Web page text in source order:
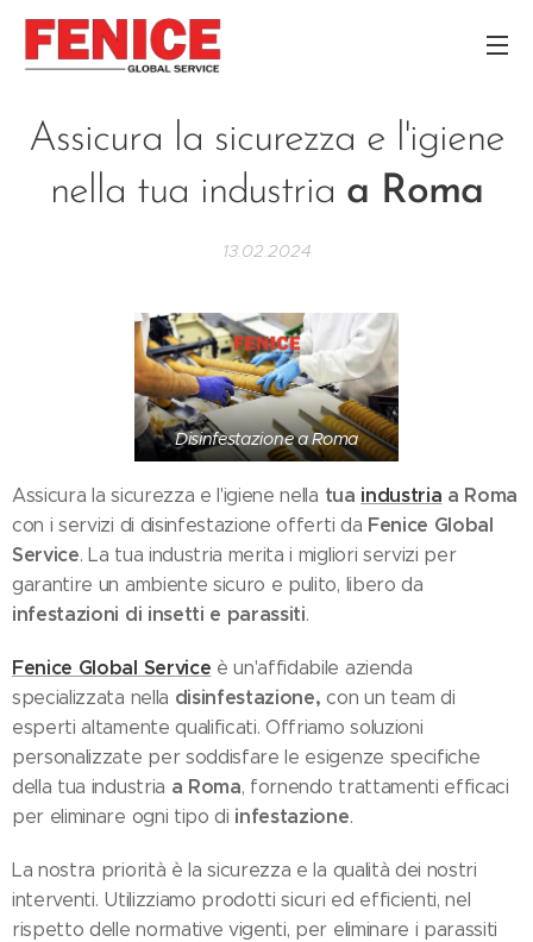
Assicura la sicurezza e l'igiene
nella tua industria a Roma
13.02.2024
Disinfestazione a Roma
Assicura la sicurezza e l'igiene nella tua industria a Roma
con i servizi di disinfestazione offerti da Fenice Global
Service. La tua industria merita i migliori servizi per
garantire un ambiente sicuro e pulito, libero da
infestazioni di insetti e parassiti.
Fenice Global Service è un'affidabile azienda
specializzata nella disinfestazione, con un team di
esperti altamente qualificati. Offriamo soluzioni
personalizzate per soddisfare le esigenze specifiche
della tua industria a Roma, fornendo trattamenti efficaci
per eliminare ogni tipo di infestazione.
La nostra priorità è la sicurezza e la qualità dei nostri
interventi. Utilizziamo prodotti sicuri ed efficienti, nel
rispetto delle normative vigenti, per eliminare i parassiti